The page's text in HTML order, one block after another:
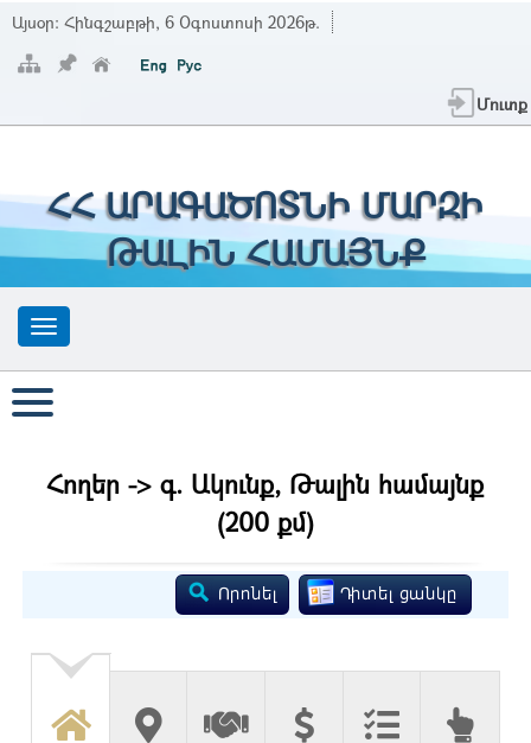
Այսօր: Հինգշաբթի, 6 Օգոստոսի 2026թ.
Մուտք
ՀՀ ԱՐԱԳԱԾՈՏՆԻ ՄԱՐԶԻ
ԹԱԼԻՆ ՀԱՄԱՅՆՔ
Հողեր -> գ. Ակունք, Թալին համայնք
(200 քմ)